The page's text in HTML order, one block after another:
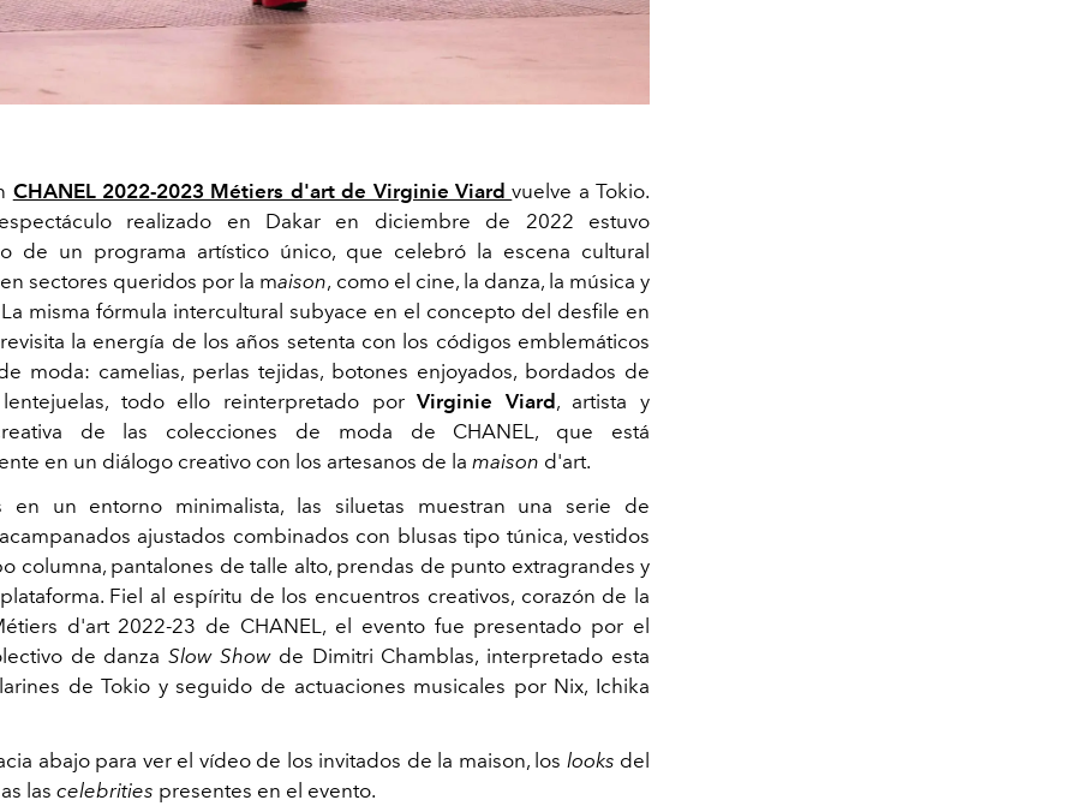
CHANEL 2022-2023 Métiers d'art de Virginie Viardvuelve a Tokio.
realizado en Dakar en diciembre de 2022 estuvo
de un programa artístico único, que celebró la escena cultural
sectores queridos por la maison, como el cine, la danza, la música y
misma fórmula intercultural subyace en el concepto del desfile en
la energía de los años setenta con los códigos emblemáticos
moda: camelias, perlas tejidas, botones enjoyados, bordados de
todo ello reinterpretado porVirginie Viard, artista y
de las colecciones de moda de CHANEL, que está
en un diálogo creativo con los artesanos de la maison d'art.
en un entorno minimalista, las siluetas muestran una serie de
ajustados combinados con blusas tipo túnica, vestidos
columna, pantalones de talle alto, prendas de punto extragrandes y
Fiel al espíritu de los encuentros creativos, corazón de la
d'art 2022-23 de CHANEL, el evento fue presentado por el
de danzaSlow Showde Dimitri Chamblas, interpretado esta
de Tokio y seguido de actuaciones musicales por Nix, Ichika
abajo para ver el vídeo de los invitados de la maison, los looks del
las celebrities presentes en el evento.